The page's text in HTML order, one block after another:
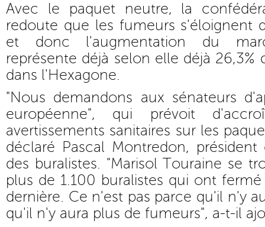
Avec le paquet neutre, la
redoute que les fumeurs s'éloignent
et donc l'augmentation du
représente déjà selon elle déjà
dans l'Hexagone.
"Nous demandons aux sénateurs
européenne", qui prévoit
avertissements sanitaires sur les
déclaré Pascal Montredon,
des buralistes. "Marisol Touraine se
plus de 1.100 buralistes qui ont
dernière. Ce n'est pas parce qu'il n'y
qu'il n'y aura plus de fumeurs", a-t-il